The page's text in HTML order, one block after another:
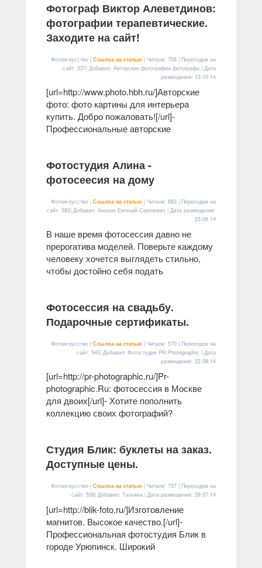
Фотограф Виктор Алеветдинов:
фотографии терапевтические.
Заходите на сайт!
Фотоискусство | Ссылка на статью | Читали: 706 | Переходов на
сайт: 537| Добавил: Авторские фотографии фотографа | Дата
размещения: 13.10.14
[url=http://www.photo.hbh.ru/]Авторские
фото: фото картины для интерьера
купить. Добро пожаловать![/url]-
Профессиональные авторские
Фотостудия Алина -
фотосеесия на дому
Фотоискусство | Ссылка на статью | Читали: 683 | Переходов на
сайт: 583| Добавил: Анохин Евгений Сергеевич | Дата размещения:
23.08.14
В наше время фотосессия давно не
прерогатива моделей. Поверьте каждому
человеку хочется выглядеть стильно,
чтобы достойно себя подать
Фотосессия на свадьбу.
Подарочные сертификаты.
Фотоискусство | Ссылка на статью | Читали: 570 | Переходов на
сайт: 545| Добавил: Фотостудия PR-Photographic | Дата
размещения: 22.08.14
[url=http://pr-photographic.ru/]Pr-
photographic.Ru: фотосессия в Москве
для двоих[/url]- Хотите пополнить
коллекцию своих фотографий?
Студия Блик: буклеты на заказ.
Доступные цены.
Фотоискусство | Ссылка на статью | Читали: 737 | Переходов на
сайт: 558| Добавил: Татьяна | Дата размещения: 29.07.14
[url=http://blik-foto.ru/]Изготовление
магнитов. Высокое качество.[/url]-
Профессиональная фотостудия Блик в
городе Урюпинск. Широкий